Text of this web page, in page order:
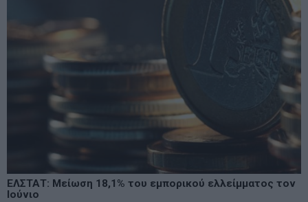
ΕΛΣΤΑΤ: Μείωση 18,1% του εμπορικού ελλείμματος τον
Ιούνιο